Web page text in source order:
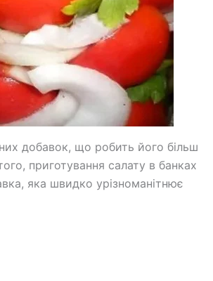
добавок, що робить його більш
приготування салату в банках
яка швидко урізноманітнює